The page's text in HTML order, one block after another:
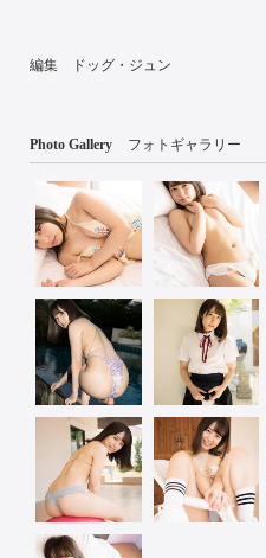
編集 ドッグ・ジュン
Photo Gallery フォトギャラリー